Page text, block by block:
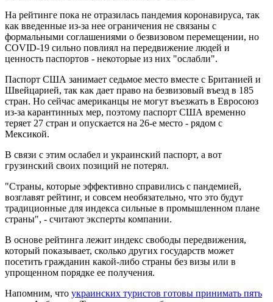
На рейтинге пока не отразилась пандемия коронавируса, так
как введенные из-за нее ограничения не связаны с
формальными соглашениями о безвизовом перемещении, но
COVID-19 сильно повлиял на передвижение людей и
ценность паспортов - некоторые из них "ослабли".
Паспорт США занимает седьмое место вместе с Британией и
Швейцарией, так как дает право на безвизовый въезд в 185
стран. Но сейчас американцы не могут въезжать в Евросоюз
из-за карантинных мер, поэтому паспорт США временно
теряет 27 стран и опускается на 26-е место - рядом с
Мексикой.
В связи с этим ослабел и украинский паспорт, а вот
грузинский своих позиций не потерял.
"Страны, которые эффективно справились с пандемией,
возглавят рейтинг, и совсем необязательно, что это будут
традиционные для индекса сильные в промышленном плане
страны", - считают эксперты компании.
В основе рейтинга лежит индекс свободы передвижения,
который показывает, сколько других государств может
посетить гражданин какой-либо страны без визы или в
упрощенном порядке ее получения.
Напомним, что украинских туристов готовы принимать пять